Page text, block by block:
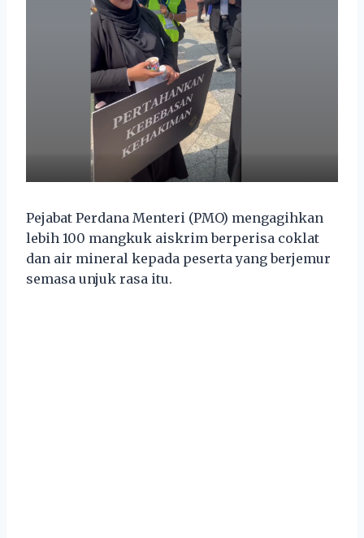
Pejabat Perdana Menteri (PMO) mengagihkan
lebih 100 mangkuk aiskrim berperisa coklat
dan air mineral kepada peserta yang berjemur
semasa unjuk rasa itu.